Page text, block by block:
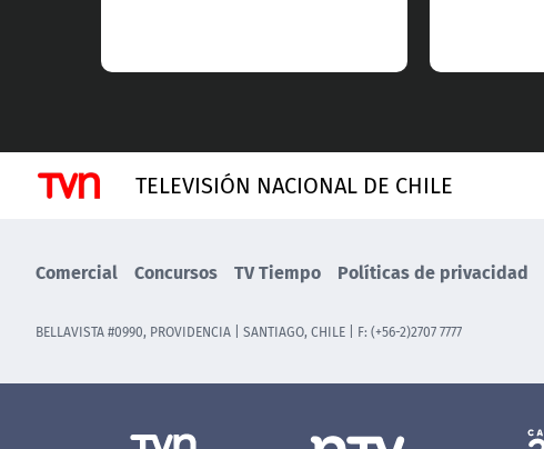
TELEVISIÓN NACIONAL DE CHILE
Comercial Concursos TV Tiempo Políticas de privacidad
BELLAVISTA #0990, PROVIDENCIA | SANTIAGO, CHILE | F: (+56-2)2707 7777